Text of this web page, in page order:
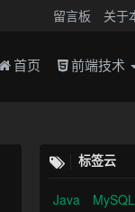
留言板 关于
首页 前端技术
标签云
Java MySQL